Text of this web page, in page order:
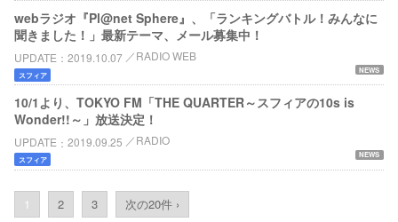
webラジオ『Pl@net Sphere』、「ランキングバトル！みんなに
聞きました！」最新テーマ、メール募集中！
UPDATE 2019.10.07 RADIO WEB
NEWS
スフィア
10/1より、TOKYO FM「THE QUARTER～スフィアの10s is
Wonder!!～」放送決定！
UPDATE 2019.09.25 RADIO
NEWS
スフィア
1 2 3 次の20件 ›